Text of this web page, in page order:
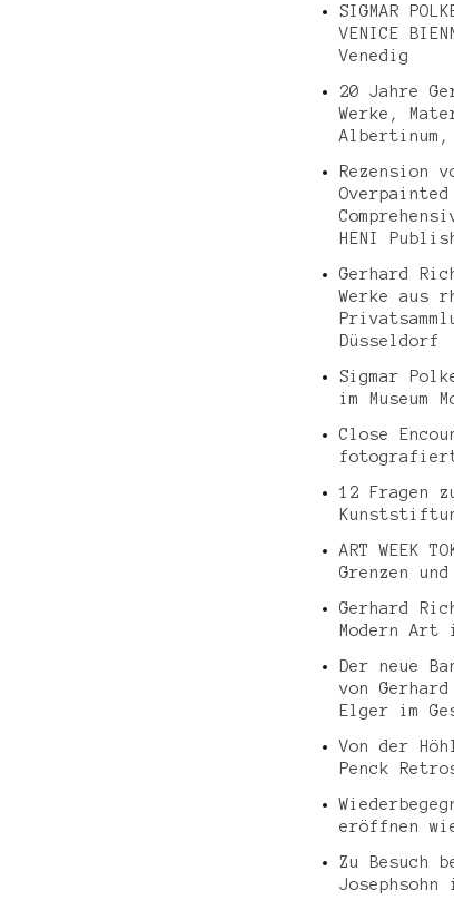
SIGMAR
VENICE
Venedig
20 Jahre
Werke,
Albertinum,
Rezension
HENI
Gerhard
Werke aus
Düsseldorf
Sigmar
im Museum
Close
12 Fragen
ART WEEK
Grenzen
Gerhard
Modern Art
Der neue
von
Elger im
Von der
Penck
eröffnen
Zu Besuch
Josephsohn